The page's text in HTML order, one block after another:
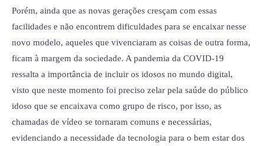
Porém, ainda que as novas gerações cresçam com essas
facilidades e não encontrem dificuldades para se encaixar nesse
novo modelo, aqueles que vivenciaram as coisas de outra forma,
ficam à margem da sociedade. A pandemia da COVID-19
ressalta a importância de incluir os idosos no mundo digital,
visto que neste momento foi preciso zelar pela saúde do público
idoso que se encaixava como grupo de risco, por isso, as
chamadas de vídeo se tornaram comuns e necessárias,
evidenciando a necessidade da tecnologia para o bem estar dos